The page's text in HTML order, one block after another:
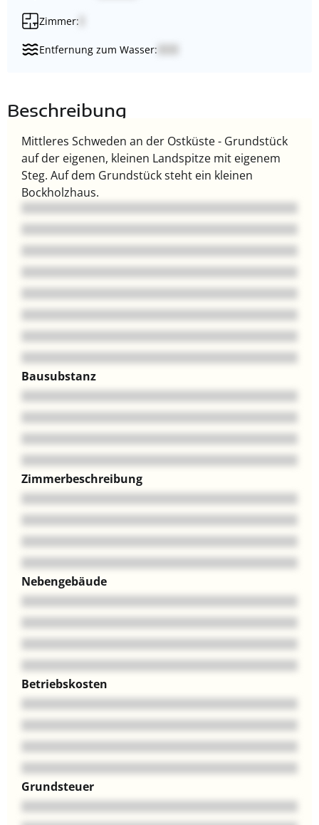
Zimmer:
Entfernung zum Wasser:
Beschreibung
Mittleres Schweden an der Ostküste - Grundstück
auf der eigenen, kleinen Landspitze mit eigenem
Steg. Auf dem Grundstück steht ein kleinen
Bockholzhaus.
Bausubstanz
Zimmerbeschreibung
Nebengebäude
Betriebskosten
Grundsteuer